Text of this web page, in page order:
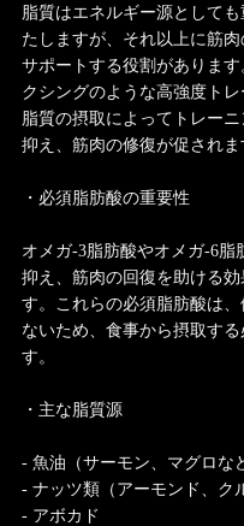
脂質はエネルギー源として
たしますが、それ以上に筋
サポートする役割がありま
クシングのような高強度トレ
脂質の摂取によってトレー
抑え、筋肉の修復が促されま
・必須脂肪酸の重要性
オメガ-3脂肪酸やオメガ-6脂
抑え、筋肉の回復を助ける効
す。これらの必須脂肪酸は
ないため、食事から摂取する
す。
・主な脂質源
- 魚油（サーモン、マグロな
- ナッツ類（アーモンド、ク
- アボカド